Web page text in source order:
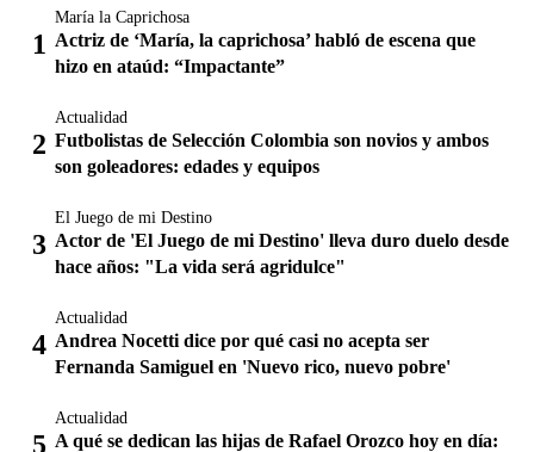
María la Caprichosa
Actriz de ‘María, la caprichosa’ habló de escena que
hizo en ataúd: “Impactante”
Actualidad
Futbolistas de Selección Colombia son novios y ambos
son goleadores: edades y equipos
El Juego de mi Destino
Actor de 'El Juego de mi Destino' lleva duro duelo desde
hace años: "La vida será agridulce"
Actualidad
Andrea Nocetti dice por qué casi no acepta ser
Fernanda Samiguel en 'Nuevo rico, nuevo pobre'
Actualidad
A qué se dedican las hijas de Rafael Orozco hoy en día: